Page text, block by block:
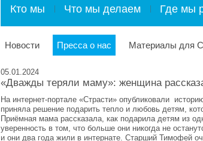
Кто мы Что мы делаем Где мы
Новости Пресса о нас Материалы для
05.01.2024
«Дважды теряли маму»: женщина
На интернет-портале «Страсти» опубликовали
приняла решение подарить тепло и любовь детям,
Приёмная мама рассказала, как подарила детям из
уверенность в том, что больше они никогда не
и они два года жили в интернате. Старший Тимофей